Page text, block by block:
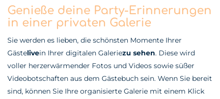
Genieße deine Party-Erinnerungen
in einer privaten Galerie
Sie werden es lieben, die schönsten Momente Ihrer
Gästelivein Ihrer digitalen Galeriezu sehen. Diese wird
voller herzerwärmender Fotos und Videos sowie süßer
Videobotschaften aus dem Gästebuch sein. Wenn Sie bereit
sind, können Sie Ihre organisierte Galerie mit einem Klick